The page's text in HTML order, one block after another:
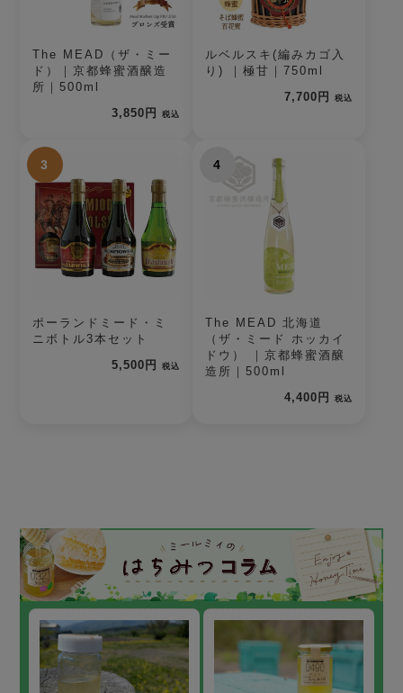
The MEAD（ザ・ミー
ド）｜京都蜂蜜酒醸造
所｜500ml
3,850円
税込
ルベルスキ(編みカゴ入
り) ｜極甘｜750ml
7,700円
税込
3
ポーランドミード・ミ
ニボトル3本セット
5,500円
税込
4
The MEAD 北海道
（ザ・ミード ホッカイ
ドウ） ｜京都蜂蜜酒醸
造所｜500ml
4,400円
税込